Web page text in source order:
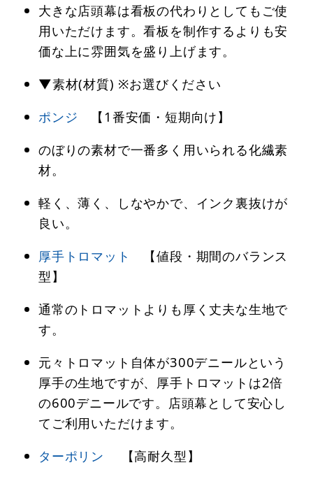
大きな店頭幕は看板の代わりとしてもご使
用いただけます。看板を制作するよりも安
価な上に雰囲気を盛り上げます。
▼素材(材質) ※お選びください
ポンジ 【1番安価・短期向け】
のぼりの素材で一番多く用いられる化繊素
材。
軽く、薄く、しなやかで、インク裏抜けが
良い。
厚手トロマット
【値段・期間のバランス
型】
通常のトロマットよりも厚く丈夫な生地で
す。
元々トロマット自体が300デニールという
厚手の生地ですが、厚手トロマットは2倍
の600デニールです。店頭幕として安心し
てご利用いただけます。
ターポリン 【高耐久型】